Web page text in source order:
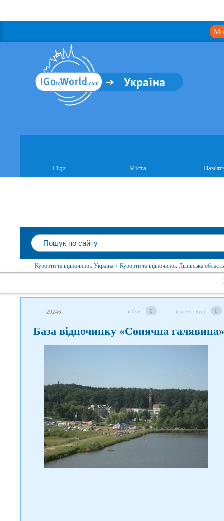
Україна
Гіди Міста
Курорти та відпочинок Україна / Курорти та відпочинок Львівська область
29246 я був 0 я хочу сюди 0
База відпочинку «Сонячна